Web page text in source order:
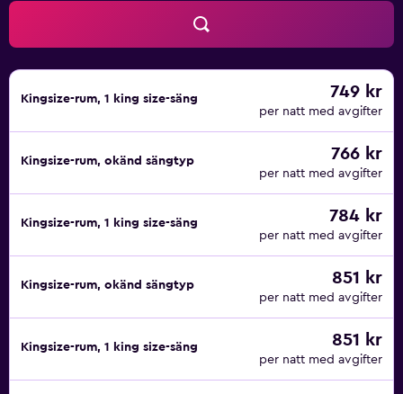
Kingsize-rum, 1 king size-säng 749 kr
per natt med avgifter
Kingsize-rum, okänd sängtyp 766 kr
per natt med avgifter
Kingsize-rum, 1 king size-säng 784 kr
per natt med avgifter
Kingsize-rum, okänd sängtyp 851 kr
per natt med avgifter
Kingsize-rum, 1 king size-säng 851 kr
per natt med avgifter